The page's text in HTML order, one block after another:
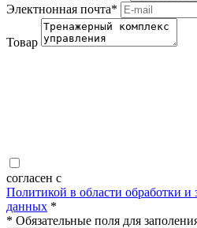
Электнонная почта*
Товар
согласен с
Политикой в области обработки
данных *
* Обязательные поля для